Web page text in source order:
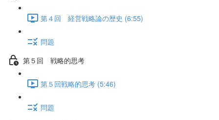
第４回 経営戦略論の歴史 (6:55)
問題
第５回 戦略的思考
第５回戦略的思考 (5:46)
問題